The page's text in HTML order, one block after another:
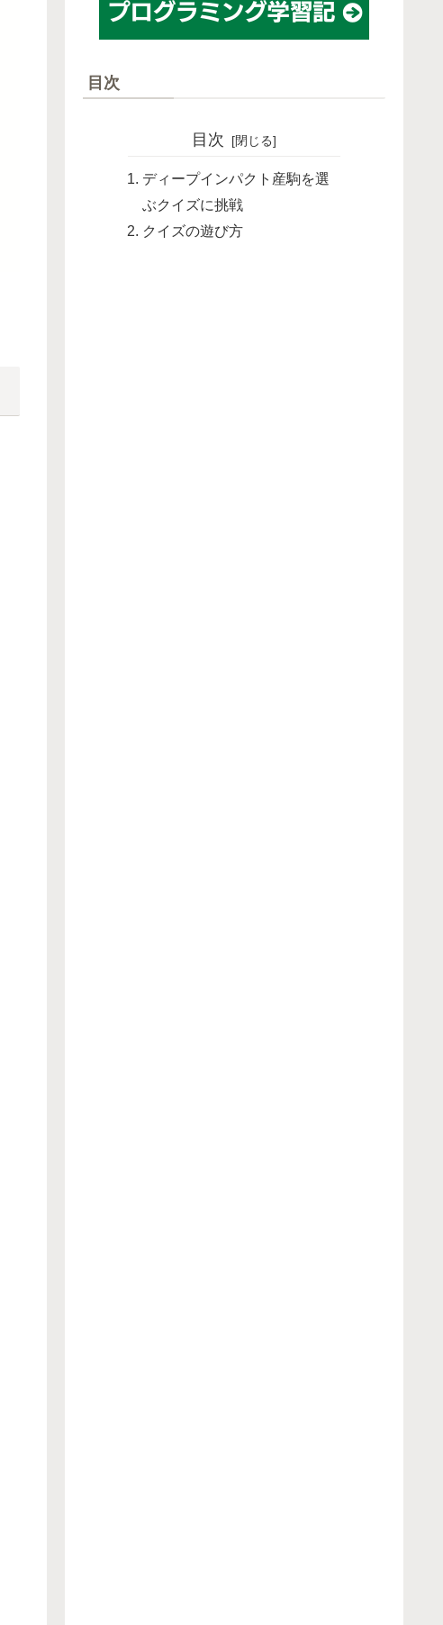
目次
目次
ディープインパクト産駒を選
ぶクイズに挑戦
クイズの遊び方